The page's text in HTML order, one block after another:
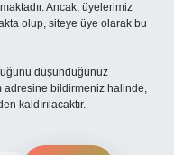
Ancak, üyelerimiz
olup, siteye üye olarak bu
düşündüğünüz
adresine bildirmeniz halinde,
kaldırılacaktır.